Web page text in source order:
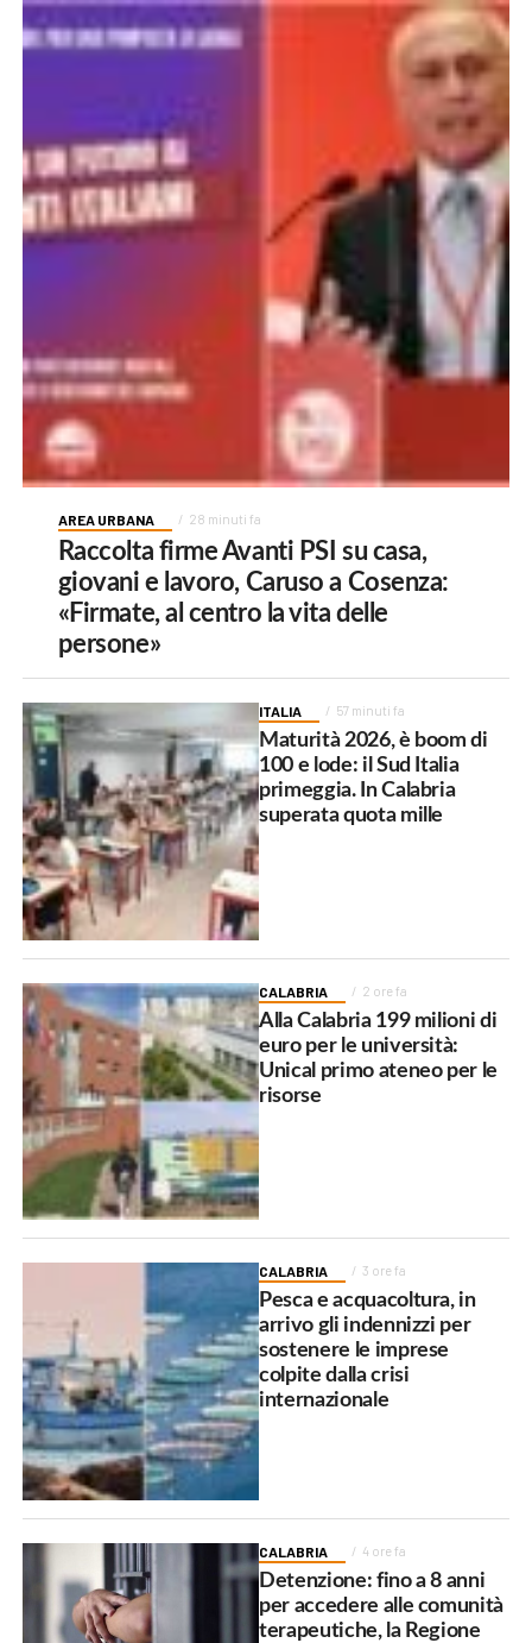
AREA URBANA 28 minuti fa
Raccolta firme Avanti PSI su casa,
giovani e lavoro, Caruso a Cosenza:
«Firmate, al centro la vita delle
persone»
ITALIA 57 minuti fa
Maturità 2026, è boom di
100 e lode: il Sud Italia
primeggia. In Calabria
superata quota mille
CALABRIA 2 ore fa
Alla Calabria 199 milioni di
euro per le università:
Unical primo ateneo per le
risorse
CALABRIA 3 ore fa
Pesca e acquacoltura, in
arrivo gli indennizzi per
sostenere le imprese
colpite dalla crisi
internazionale
CALABRIA 4 ore fa
Detenzione: fino a 8 anni
per accedere alle comunità
terapeutiche, la Regione